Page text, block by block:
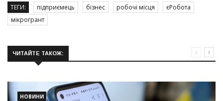
ТЕГИ: підприємець бізнес робочі місця
єРобота
мікрогрант
ЧИТАЙТЕ ТАКОЖ:
НОВИНИ